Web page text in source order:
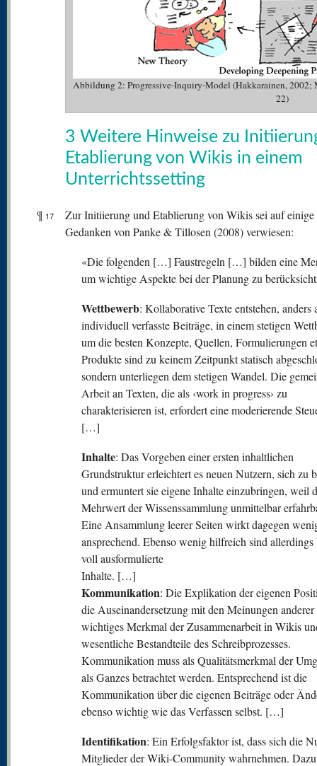
Abbildung 2: Progressive-Inquiry-Model (Hakkarainen,
22)
3 Weitere Hinweise zu
Etablierung von Wikis in einem
Unterrichtssetting
¶ 17
Zur Initiierung und Etablierung von Wikis sei auf einige
Gedanken von Panke & Tillosen (2008) verwiesen:
«Die folgenden […] Faustregeln […] bilden eine
um wichtige Aspekte bei der Planung zu
Wettbewerb: Kollaborative Texte entstehen, anders
individuell verfasste Beiträge, in einem stetigen
um die besten Konzepte, Quellen, Formulierungen
Produkte sind zu keinem Zeitpunkt statisch
sondern unterliegen dem stetigen Wandel. Die
Arbeit an Texten, die als ‹work in progress› zu
charakterisieren ist, erfordert eine moderierende
[…]
Inhalte: Das Vorgeben einer ersten inhaltlichen
Grundstruktur erleichtert es neuen Nutzern, sich zu
und ermuntert sie eigene Inhalte einzubringen, weil
Mehrwert der Wissenssammlung unmittelbar
Eine Ansammlung leerer Seiten wirkt dagegen
ansprechend. Ebenso wenig hilfreich sind allerdings
voll ausformulierte
Inhalte. […]
Kommunikation: Die Explikation der eigenen
die Auseinandersetzung mit den Meinungen
wichtiges Merkmal der Zusammenarbeit in Wikis
wesentliche Bestandteile des Schreibprozesses.
Kommunikation muss als Qualitätsmerkmal der
als Ganzes betrachtet werden. Entsprechend ist die
Kommunikation über die eigenen Beiträge oder
ebenso wichtig wie das Verfassen selbst. […]
Identifikation: Ein Erfolgsfaktor ist, dass sich die
Mitglieder der Wiki-Community wahrnehmen.